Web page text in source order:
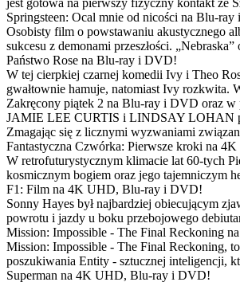
jest gotowa na pierwszy fizyczny kontakt ze
Springsteen: Ocal mnie od nicości na Blu-
Osobisty film o powstawaniu akustycznego
sukcesu z demonami przeszłości.
Państwo Rose na Blu-ray i DVD!
W tej cierpkiej czarnej komedii Ivy i Theo
gwałtownie hamuje, natomiast Ivy rozkwita.
Zakręcony piątek 2 na Blu-ray i DVD oraz
JAMIE LEE CURTIS i LINDSAY LOHAN
Zmagając się z licznymi wyzwaniami
Fantastyczna Czwórka: Pierwsze kroki na
W retrofuturystycznym klimacie lat 60-tych
kosmicznym bogiem oraz jego tajemniczym
F1: Film na 4K UHD, Blu-ray i DVD!
Sonny Hayes był najbardziej obiecującym
powrotu i jazdy u boku przebojowego
Mission: Impossible - The Final Reckoning
Mission: Impossible - The Final Reckoning,
poszukiwania Entity - sztucznej inteligencji,
Superman na 4K UHD, Blu-ray i DVD!